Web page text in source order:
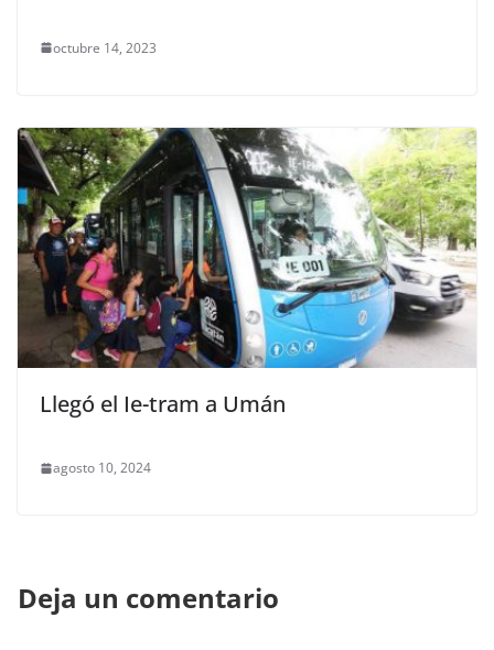
octubre 14, 2023
Llegó el Ie-tram a Umán
agosto 10, 2024
Deja un comentario